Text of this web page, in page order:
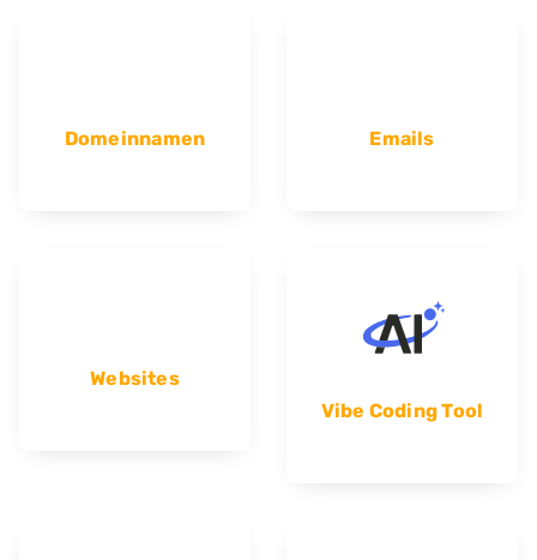
Domeinnamen Emails
Websites
Vibe Coding Tool